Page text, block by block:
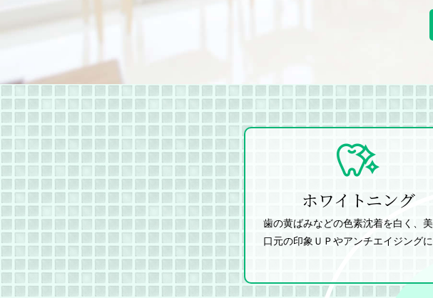
ホワイトニング
歯の黄ばみなどの色素沈着を白く、美
口元の印象ＵＰやアンチエイジング